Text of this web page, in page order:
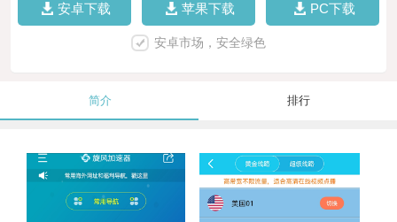
安卓下载 苹果下载 PC下载
安卓市场，安全绿色
简介 排行